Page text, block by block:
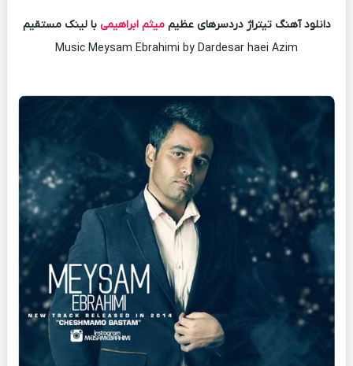
دانلود آهنگ تیتراژ دردسرهای عظیممیثم ابراهیمی با لینک مستقیم
Music Meysam Ebrahimi by Dardesar haei Azim